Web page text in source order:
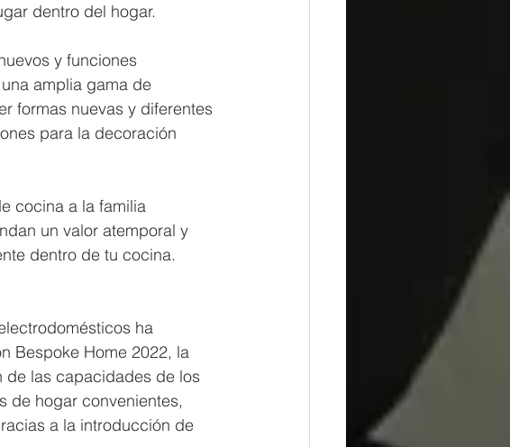
dentro del hogar.
y funciones
amplia gama de
formas nuevas y diferentes
para la decoración
cocina a la familia
un valor atemporal y
dentro de tu cocina.
ha
Bespoke Home 2022, la
de las capacidades de los
de hogar convenientes,
a la introducción de